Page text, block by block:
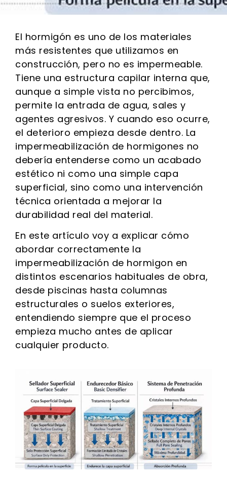
El hormigón es uno de los materiales
más resistentes que utilizamos en
construcción, pero no es impermeable.
Tiene una estructura capilar interna que,
aunque a simple vista no percibimos,
permite la entrada de agua, sales y
agentes agresivos. Y cuando eso ocurre,
el deterioro empieza desde dentro. La
impermeabilización de hormigones no
debería entenderse como un acabado
estético ni como una simple capa
superficial, sino como una intervención
técnica orientada a mejorar la
durabilidad real del material.
En este artículo voy a explicar cómo
abordar correctamente la
impermeabilización de hormigon en
distintos escenarios habituales de obra,
desde piscinas hasta columnas
estructurales o suelos exteriores,
entendiendo siempre que el proceso
empieza mucho antes de aplicar
cualquier producto.